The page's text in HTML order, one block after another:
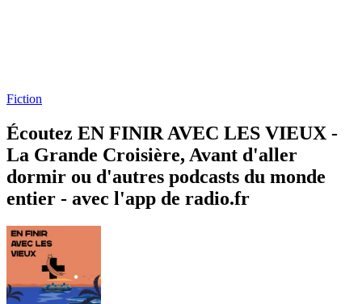
Fiction
Écoutez EN FINIR AVEC LES VIEUX -
La Grande Croisière, Avant d'aller
dormir ou d'autres podcasts du monde
entier - avec l'app de radio.fr